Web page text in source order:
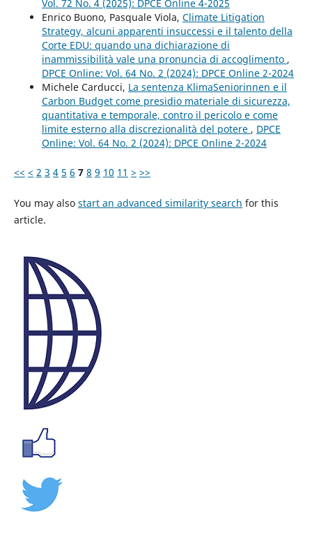
Vol. 72 No. 4 (2025): DPCE Online 4-2025
Enrico Buono, Pasquale Viola, Climate Litigation
Strategy, alcuni apparenti insuccessi e il talento della
Corte EDU: quando una dichiarazione di
inammissibilità vale una pronuncia di accoglimento ,
DPCE Online: Vol. 64 No. 2 (2024): DPCE Online 2-2024
Michele Carducci, La sentenza KlimaSeniorinnen e il
Carbon Budget come presidio materiale di sicurezza,
quantitativa e temporale, contro il pericolo e come
limite esterno alla discrezionalità del potere , DPCE
Online: Vol. 64 No. 2 (2024): DPCE Online 2-2024
<< < 2 3 4 5 6 7 8 9 10 11 > >>
You may also start an advanced similarity search for this
article.